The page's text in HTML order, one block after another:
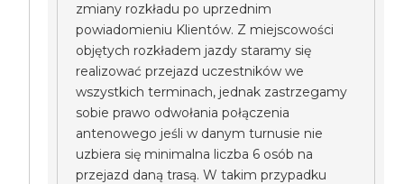
zmiany rozkładu po uprzednim
powiadomieniu Klientów. Z miejscowości
objętych rozkładem jazdy staramy się
realizować przejazd uczestników we
wszystkich terminach, jednak zastrzegamy
sobie prawo odwołania połączenia
antenowego jeśli w danym turnusie nie
uzbiera się minimalna liczba 6 osób na
przejazd daną trasą. W takim przypadku